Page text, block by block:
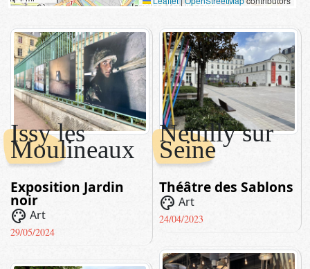
Issy les
Moulineaux
Exposition Jardin
noir
palette Art
29/05/2024
Neuilly sur
Seine
Théâtre des Sablons
palette Art
24/04/2023